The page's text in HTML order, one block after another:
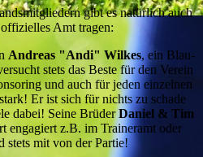
gibt es natürlich auch
Amt tragen:
Andreas "Andi" Wilkes, ein Blau-
stets das Beste für den Verein
und auch für jeden einzelnen
Er ist sich für nichts zu schade
dabei! Seine BrüderDaniel & Tim
engagiert z.B. im Traineramt oder
stets mit von der Partie!